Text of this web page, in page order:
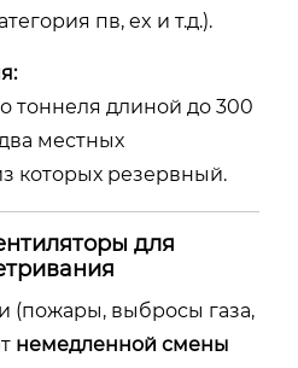
пв, ex и т.д.).
тоннеля длиной до 300
местных
которых резервный.
для
(пожары, выбросы газа,
немедленной смены